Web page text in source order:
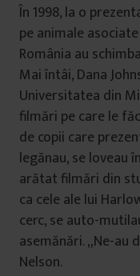
În 1998, la o
pe animale
România au
Mai întâi, Dana
Universitatea din
filmări pe care le
de copii care
legănau, se loveau
arătat filmări din
ca cele ale lui
cerc, se auto-
asemănări. „Ne-
Nelson.